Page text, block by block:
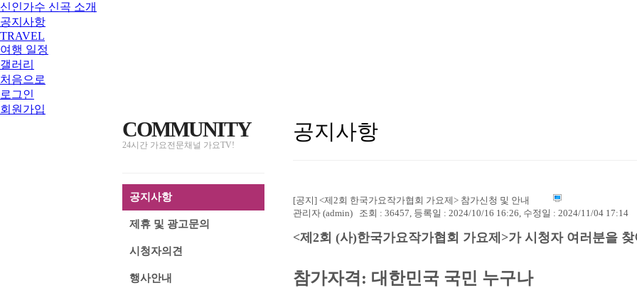
신인가수 신곡 소개
공지사항
TRAVEL
여행 일정
갤러리
처음으로
로그인
회원가입
COMMUNITY
24시간 가요전문채널 가요TV!
공지사항
제휴 및 광고문의
시청자의견
행사안내
공지사항
[공지] <제2회 한국가요작가협회 가요제> 참가신청 및 안내
관리자 (admin) 조회 : 36457, 등록일 : 2024/10/16 16:26, 수정일 : 2024/11/04 17:14
<제2회 (사)한국가요작가협회 가요제>가 시청자 여러분을
참가자격: 대한민국 국민 누구나